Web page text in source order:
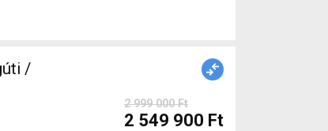
/
2 999 000 Ft
2 549 900 Ft